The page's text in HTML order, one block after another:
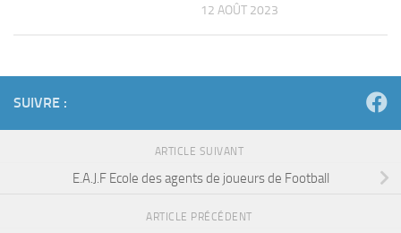
12 AOÛT 2023
SUIVRE :
ARTICLE SUIVANT
E.A.J.F Ecole des agents de joueurs de Football
ARTICLE PRÉCÉDENT